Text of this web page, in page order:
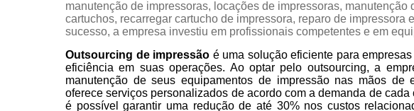
manutenção de impressoras, locações de impressoras,
cartuchos, recarregar cartucho de impressora, reparo de impressora
sucesso, a empresa investiu em profissionais competentes e em
Outsourcing de impressão é uma solução eficiente para
eficiência em suas operações. Ao optar pelo outsourcing, a
manutenção de seus equipamentos de impressão nas mãos de
oferece serviços personalizados de acordo com a demanda de
é possível garantir uma redução de até 30% nos custos